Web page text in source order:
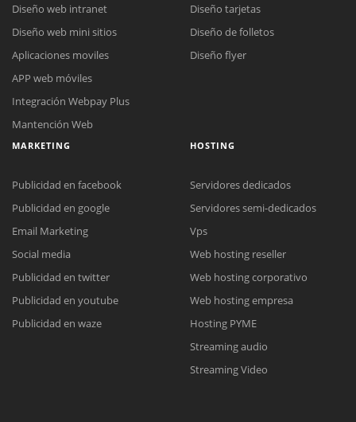
Reunión online
Nuestros ejecutivos le enviarán un correo electrónico con el enlace a
Cotización
Complete el formulario y nos contactaremos a la brevedad.
Chat Online
Todos nuestros ejecutivos están fuera de línea. Complete el formulario
para enviarnos un correo electrónico con sus datos personales.
Diseño web intranet
Diseño web mini sitios
Aplicaciones moviles
APP web móviles
Integración Webpay Plus
Mantención Web
Diseño tarjetas
Diseño de folletos
Diseño flyer
MARKETING
Publicidad en facebook
Publicidad en google
Email Marketing
Social media
Publicidad en twitter
Publicidad en youtube
Publicidad en waze
HOSTING
Servidores dedicados
Servidores semi-dedicados
Vps
Web hosting reseller
Web hosting corporativo
Web hosting empresa
Hosting PYME
Streaming audio
Streaming Video